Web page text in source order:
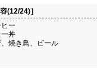
(12/24)］
ー
丼
焼き鳥、ビール